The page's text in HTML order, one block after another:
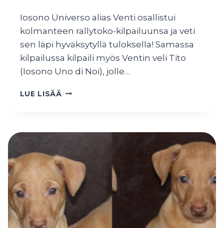
Iosono Universo alias Venti osallistui
kolmanteen rallytoko-kilpailuunsa ja veti
sen läpi hyväksytyllä tuloksella! Samassa
kilpailussa kilpaili myös Ventin veli Tito
(Iosono Uno di Noi), jolle…
LUE LISÄÄ CIRNECOIDEN